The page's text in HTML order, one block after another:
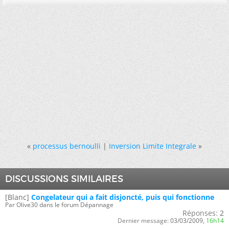
« processus bernoulli|Inversion Limite Integrale »
DISCUSSIONS SIMILAIRES
[Blanc] Congelateur qui a fait disjoncté, puis qui fonctionne
Par Olive30 dans le forum Dépannage
Réponses: 2
Dernier message: 03/03/2009, 16h14